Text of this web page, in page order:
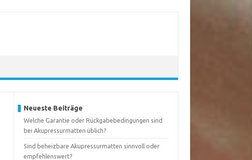
Neueste Beiträge
Welche Garantie oder Rückgabebedingungen sind
bei Akupressurmatten üblich?
Sind beheizbare Akupressurmatten sinnvoll oder
empfehlenswert?